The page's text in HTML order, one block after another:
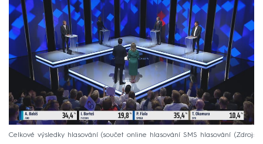
Celkové výsledky hlasování (součet online hlasování SMS hlasování Zdroj: